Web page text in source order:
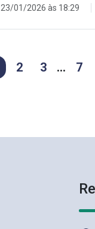
23/01/2026 às 18:29
2 3 … 7